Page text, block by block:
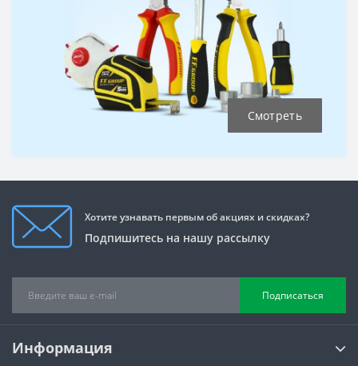
Смотреть
Хотите узнавать первым об акциях и скидках?
Подпишитесь на нашу рассылку
Подписаться
Информация